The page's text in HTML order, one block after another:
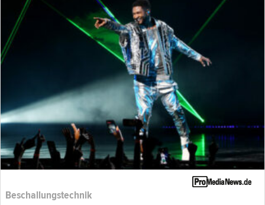
Beschallungstechnik